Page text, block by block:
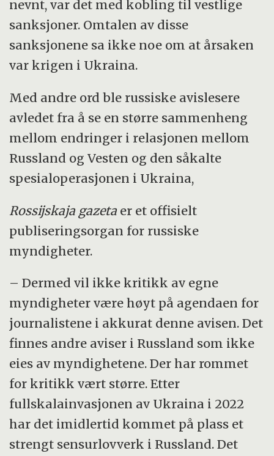
nevnt, var det med kobling til vestlige
sanksjoner. Omtalen av disse
sanksjonene sa ikke noe om at årsaken
var krigen i Ukraina.
Med andre ord ble russiske avislesere
avledet fra å se en større sammenheng
mellom endringer i relasjonen mellom
Russland og Vesten og den såkalte
spesialoperasjonen i Ukraina,
Rossijskaja gazeta er et offisielt
publiseringsorgan for russiske
myndigheter.
– Dermed vil ikke kritikk av egne
myndigheter være høyt på agendaen for
journalistene i akkurat denne avisen. Det
finnes andre aviser i Russland som ikke
eies av myndighetene. Der har rommet
for kritikk vært større. Etter
fullskalainvasjonen av Ukraina i 2022
har det imidlertid kommet på plass et
strengt sensurlovverk i Russland. Det